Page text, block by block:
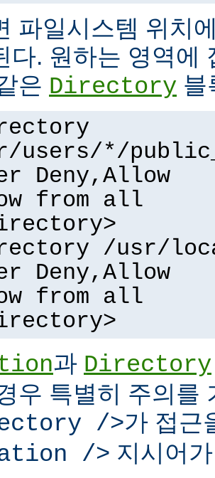
파일시스템 위치
다. 원하는 영역에
은 Directory 블
users/*/
Deny,Allow
from all
/usr/
Deny,Allow
from all
과 Directory
우 특별히 주의를
/>가 접근
/> 지시어